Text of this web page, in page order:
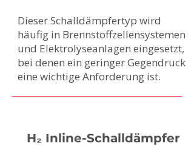
Dieser Schalldämpfertyp wird
häufig in Brennstoffzellensystemen
und Elektrolyseanlagen eingesetzt,
bei denen ein geringer Gegendruck
eine wichtige Anforderung ist.
H₂ Inline-Schalldämpfer